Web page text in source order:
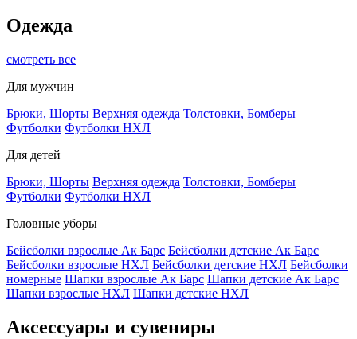
Одежда
смотреть все
Для мужчин
Брюки, Шорты Верхняя одежда Толстовки, Бомберы
Футболки Футболки НХЛ
Для детей
Брюки, Шорты Верхняя одежда Толстовки, Бомберы
Футболки Футболки НХЛ
Головные уборы
Бейсболки взрослые Ак Барс Бейсболки детские Ак Барс
Бейсболки взрослые НХЛ Бейсболки детские НХЛ Бейсболки
номерные Шапки взрослые Ак Барс Шапки детские Ак Барс
Шапки взрослые НХЛ Шапки детские НХЛ
Аксессуары и сувениры